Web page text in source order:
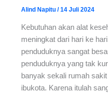
Alind Napitu /14 Juli 2024
Kebutuhan akan alat
meningkat dari hari ke
penduduknya sangat
penduduknya yang tak
banyak sekali rumah
ibukota. Karena itulah